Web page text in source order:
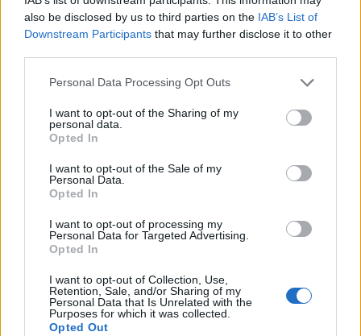
also be disclosed by us to third parties on the IAB’s List of
Downstream Participants that may further disclose it to other
Personal Data Processing Opt Outs
I want to opt-out of the Sharing of my
personal data.
Opted In
I want to opt-out of the Sale of my
Personal Data.
Opted In
I want to opt-out of processing my
Personal Data for Targeted Advertising.
Opted In
I want to opt-out of Collection, Use,
Retention, Sale, and/or Sharing of my
Personal Data that Is Unrelated with the
Purposes for which it was collected.
Opted Out
Forr a levegő a magyar autóipari óriásnál:
azonnal leállhat a munka Pécsen és
Fehérváron
A Hanon Systems dolgozói készek a határozatlan idejű
sztrájkra, ugyanakkor továbbra is nyitottak a
megállapodásra.